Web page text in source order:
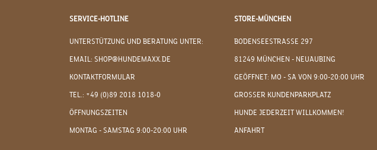
SERVICE-HOTLINE
UNTERSTÜTZUNG UND BERATUNG UNTER:
EMAIL: SHOP@HUNDEMAXX.DE
KONTAKTFORMULAR
TEL.: +49 (0)89 2018 1018-0
ÖFFNUNGSZEITEN
MONTAG - SAMSTAG 9:00-20:00 UHR
STORE-MÜNCHEN
BODENSEESTRASSE 297
81249 MÜNCHEN - NEUAUBING
GEÖFFNET: MO - SA VON 9:00-20:00 UHR
GROSSER KUNDENPARKPLATZ
HUNDE JEDERZEIT WILLKOMMEN!
ANFAHRT